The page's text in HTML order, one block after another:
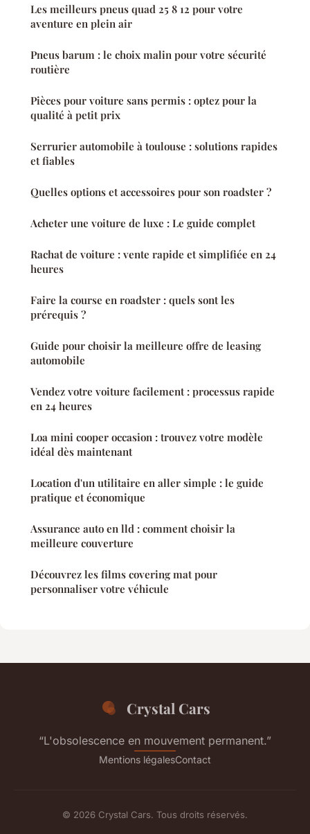
Les meilleurs pneus quad 25 8 12 pour votre
aventure en plein air
Pneus barum : le choix malin pour votre sécurité
routière
Pièces pour voiture sans permis : optez pour la
qualité à petit prix
Serrurier automobile à toulouse : solutions rapides
et fiables
Quelles options et accessoires pour son roadster ?
Acheter une voiture de luxe : Le guide complet
Rachat de voiture : vente rapide et simplifiée en 24
heures
Faire la course en roadster : quels sont les
prérequis ?
Guide pour choisir la meilleure offre de leasing
automobile
Vendez votre voiture facilement : processus rapide
en 24 heures
Loa mini cooper occasion : trouvez votre modèle
idéal dès maintenant
Location d'un utilitaire en aller simple : le guide
pratique et économique
Assurance auto en lld : comment choisir la
meilleure couverture
Découvrez les films covering mat pour
personnaliser votre véhicule
Crystal Cars
“L'obsolescence en mouvement permanent.”
Mentions légalesContact
© 2026 Crystal Cars. Tous droits réservés.